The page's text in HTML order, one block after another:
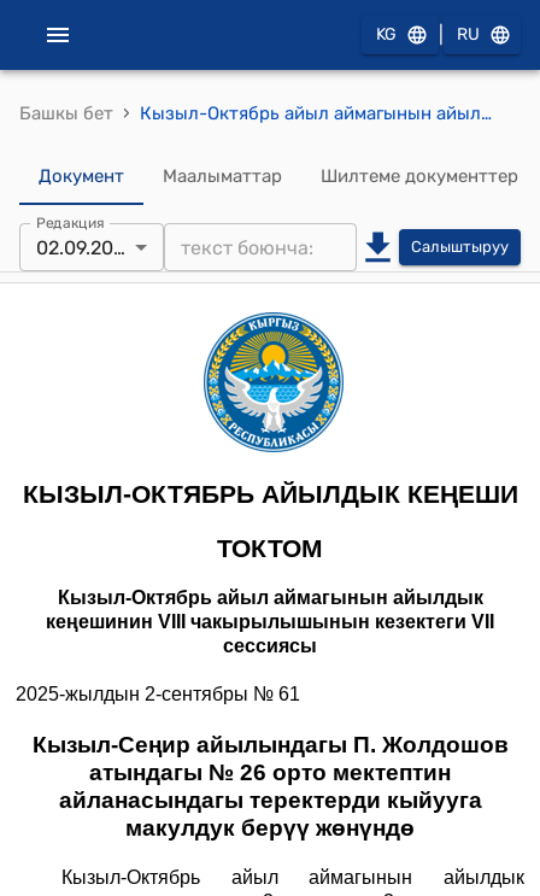
KG RU
Башкы бет › Кызыл-Октябрь айыл аймагынын айылдык кеңешинин 2025-жылдын 2-сентябры № 61 Кызыл-Сеңир айылындагы П. Жолдошов атындагы № 26 орто мектептин айланасындагы теректерди кыйууга макулдук берүү жөнүндө токтому
Документ Маалыматтар Шилтеме документтер
Редакция
02.09.2025 Салыштыруу